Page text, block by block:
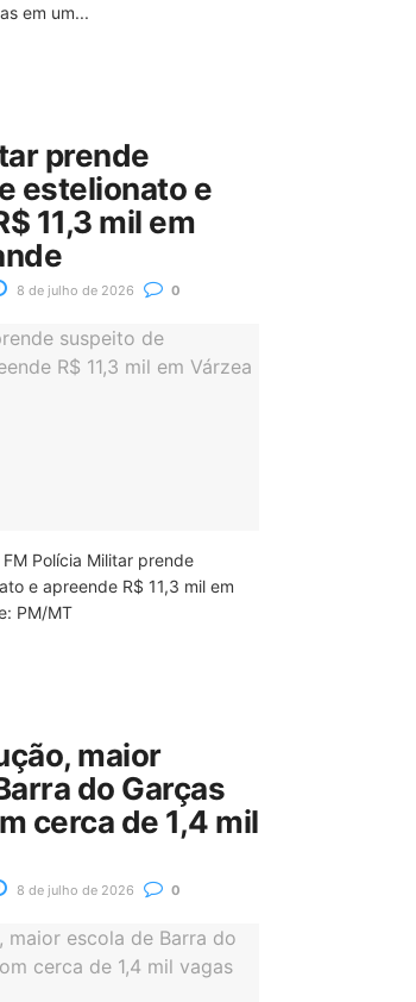
em um...
prende
estelionato e
11,3 mil em
8 de julho de 2026 0
Polícia Militar prende
e apreende R$ 11,3 mil em
PM/MT
maior
do Garças
cerca de 1,4 mil
8 de julho de 2026 0